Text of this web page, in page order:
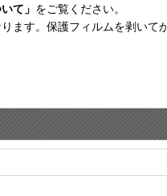
て」 をご覧ください。
ます。保護フィルムを剥いて